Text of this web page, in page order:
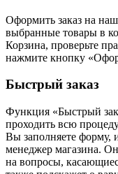
Оформить заказ на
выбранные товары в
Корзина, проверьте
нажмите кнопку
Быстрый заказ
Функция «Быстрый
проходить всю
Вы заполняете форму,
менеджер магазина. Он
на вопросы,